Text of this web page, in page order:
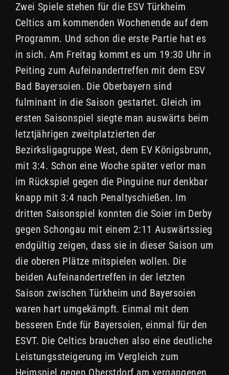
Zwei Spiele stehen für die ESV Türkheim
Celtics am kommenden Wochenende auf dem
Programm. Und schon die erste Partie hat es
in sich. Am Freitag kommt es um 19:30 Uhr in
Peiting zum Aufeinandertreffen mit dem ESV
Bad Bayersoien. Die Oberbayern sind
fulminant in die Saison gestartet. Gleich im
ersten Saisonspiel siegte man auswärts beim
letztjährigen zweitplatzierten der
Bezirksligagruppe West, dem EV Königsbrunn,
mit 3:4. Schon eine Woche später verlor man
im Rückspiel gegen die Pinguine nur denkbar
knapp mit 3:4 nach Penaltyschießen. Im
dritten Saisonspiel konnten die Soier im Derby
gegen Schongau mit einem 2:11 Auswärtssieg
endgültig zeigen, dass sie in dieser Saison um
die oberen Plätze mitspielen wollen. Die
beiden Aufeinandertreffen in der letzten
Saison zwischen Türkheim und Bayersoien
waren hart umgekämpft. Einmal mit dem
besseren Ende für Bayersoien, einmal für den
ESVT. Die Celtics brauchen also eine deutliche
Leistungssteigerung im Vergleich zum